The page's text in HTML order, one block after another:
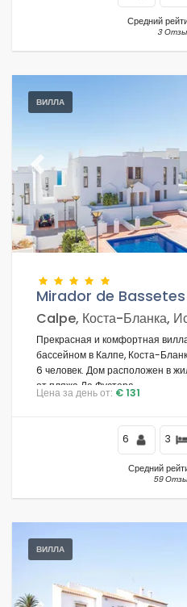
Средний
3
ВИЛЛА
Previous
Mirador de Bassetes
Calpe, Коста-Бланка,
Прекрасная и комфортная
бассейном в Калпе, Коста-
6 человек. Дом расположен в
от пляжа Ла Фустера.
Цена за день от: € 131
6 3
Средний
59
ВИЛЛА